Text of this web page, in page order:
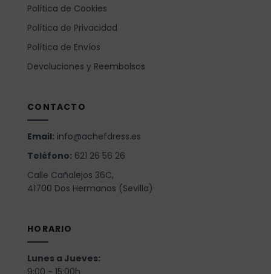
Política de Cookies
Política de Privacidad
Política de Envíos
Devoluciones y Reembolsos
CONTACTO
Email: info@achefdress.es
Teléfono: 621 26 56 26
Calle Cañalejos 36C,
41700 Dos Hermanas (Sevilla)
HORARIO
Lunes a Jueves: